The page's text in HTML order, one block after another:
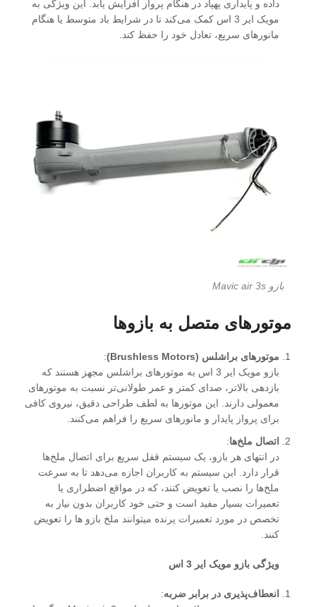
داده و پایداری پهپاد در هنگام پرواز افزایش یابد. این ویژگی به
مویک ایر 3 اس کمک می‌کند تا در شرایط باد متوسط یا هنگام
مانورهای سریع، تعادل خود را حفظ کند.
بازو Mavic air 3s
موتورهای متصل به بازوها
موتورهای براشلس (Brushless Motors)
:
بازو مویک ایر 3 اس به موتورهای براشلس مجهز هستند که
بازدهی بالاتر، صدای کمتر و عمر طولانی‌تر نسبت به موتورهای
معمولی دارند. این موتورها به لطف طراحی دقیق، نیروی کافی
برای پرواز پایدار و مانورهای سریع را فراهم می‌کنند.
اتصال ملخ‌ها:
در انتهای هر بازو، یک سیستم قفل سریع برای اتصال ملخ‌ها
قرار دارد. این سیستم به کاربران اجازه می‌دهد تا به سرعت
ملخ‌ها را نصب یا تعویض کنند، که در مواقع اضطراری یا
تعمیرات بسیار مفید است و حتی خود کاربران بدون نیاز به
تخصص در مورد تعمیرات پرنده میتوانند ملخ بازو ها را تعویض
کنند.
ویژگی‌ بازو مویک ایر 3 اس
انعطاف‌پذیری در برابر ضربه: